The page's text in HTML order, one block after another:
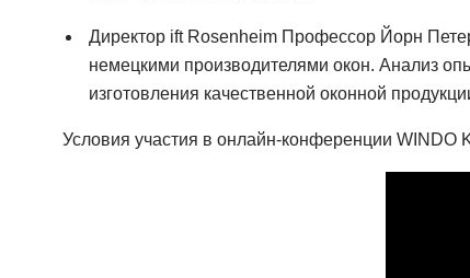
Директор ift Rosenheim Профессор Йорн
немецкими производителями окон. Анализ
изготовления качественной оконной
Условия участия в онлайн-конференции WINDO